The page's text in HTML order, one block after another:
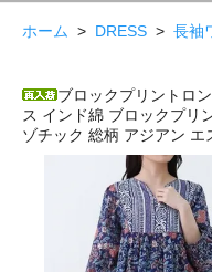
ホーム > DRESS > 長袖
ブロックプリントロ
ス インド綿 ブロックプリ
ゾチック 総柄 アジアン エ